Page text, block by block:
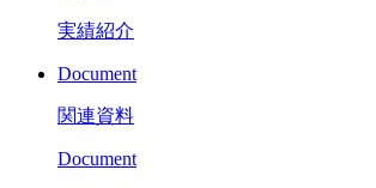
実績紹介
Document
関連資料
Document